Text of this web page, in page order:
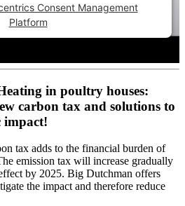
Consent Management
Platform
in poultry houses:
carbon tax and solutions to
impact!
tax adds to the financial burden of
emission tax will increase gradually
by 2025. Big Dutchman offers
the impact and therefore reduce